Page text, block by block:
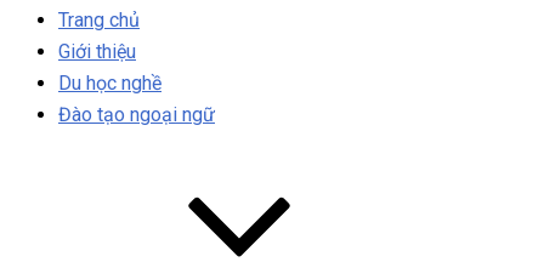
Trang chủ
Giới thiệu
Du học nghề
Đào tạo ngoại ngữ